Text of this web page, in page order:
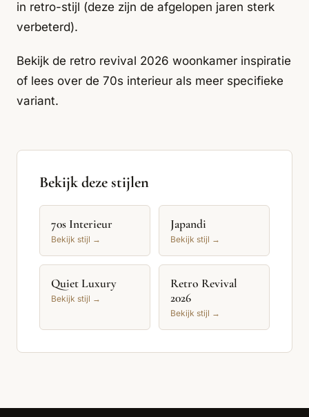
in retro-stijl (deze zijn de afgelopen jaren sterk
verbeterd).
Bekijk de retro revival 2026 woonkamer inspiratie
of lees over de 70s interieur als meer specifieke
variant.
Bekijk deze stijlen
70s Interieur
Bekijk stijl →
Japandi
Bekijk stijl →
Quiet Luxury
Bekijk stijl →
Retro Revival
2026
Bekijk stijl →